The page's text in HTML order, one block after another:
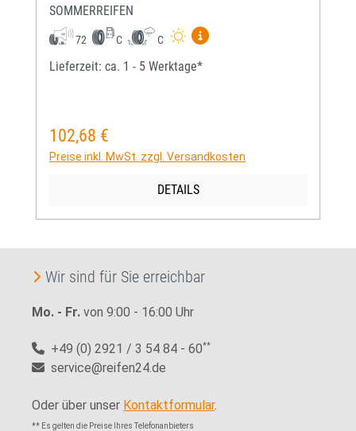
SOMMERREIFEN
72 C C
Mehr Informationen zum
Lieferzeit: ca. 1 - 5 Werktage*
Regulärer Preis:
102,68 €
Preise inkl. MwSt. zzgl. Versandkosten
DETAILS
Wir sind für Sie erreichbar
Mo. - Fr. von 9:00 - 16:00 Uhr
+49 (0) 2921 / 3 54 84 - 60**
service@reifen24.de
Oder über unser Kontaktformular.
** Es gelten die Preise Ihres Telefonanbieters